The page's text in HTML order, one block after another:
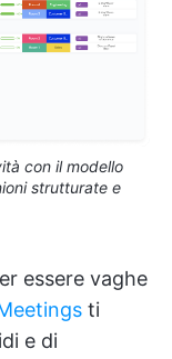
con il modello
strutturate e
essere vaghe
ti
e di